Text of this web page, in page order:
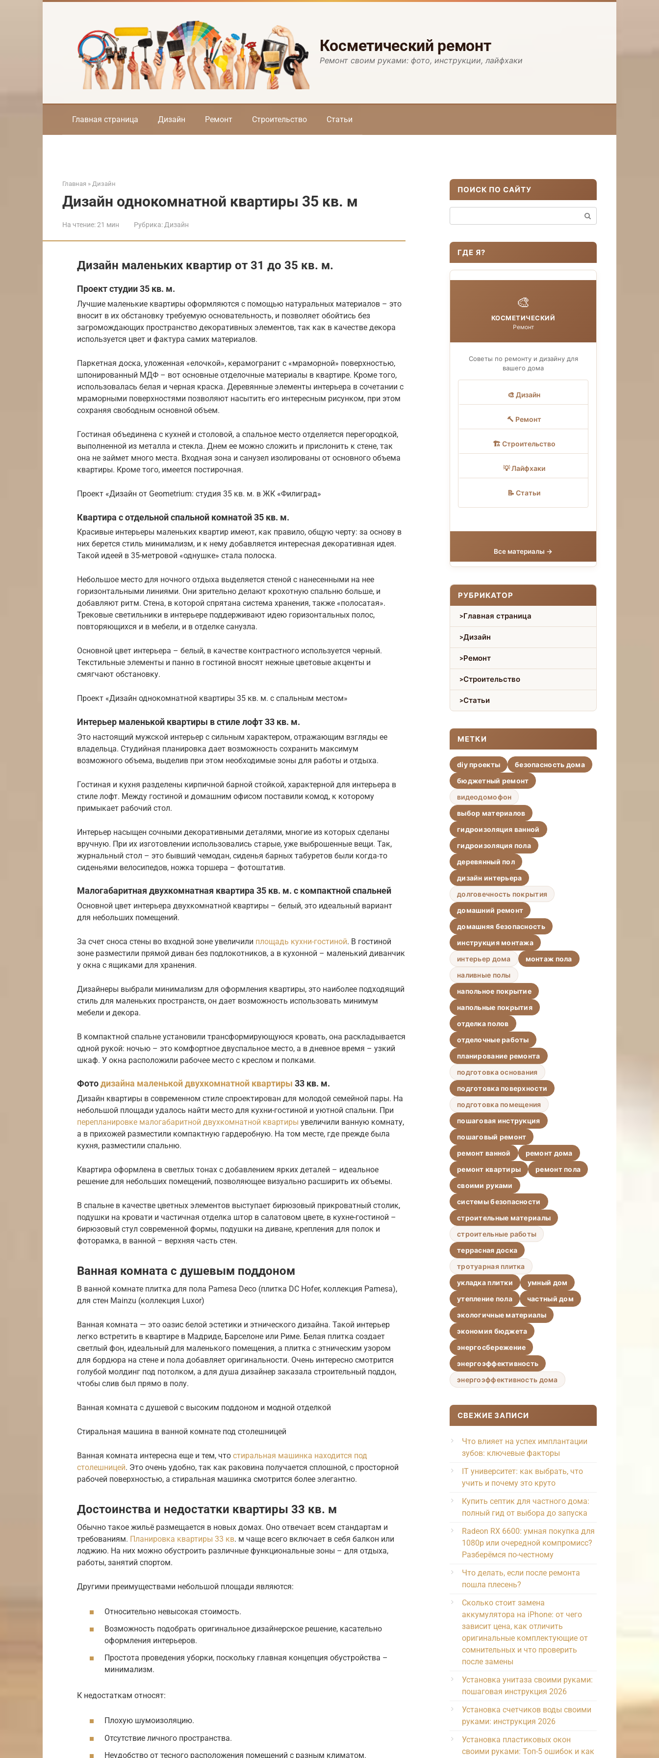
Косметический ремонт
Ремонт своим руками: фото, инструкции, лайфхаки
Главная страница Дизайн Ремонт Строительство Статьи
Главная » Дизайн
Дизайн однокомнатной квартиры 35 кв. м
На чтение:21 мин Рубрика: Дизайн
Дизайн маленьких квартир от 31 до 35 кв. м.
Проект студии 35 кв. м.
Лучшие маленькие квартиры оформляются с помощью натуральных материалов – это
вносит в их обстановку требуемую основательность, и позволяет обойтись без
загромождающих пространство декоративных элементов, так как в качестве декора
используется цвет и фактура самих материалов.
Паркетная доска, уложенная «елочкой», керамогранит с «мраморной» поверхностью,
шпонированный МДФ – вот основные отделочные материалы в квартире. Кроме того,
использовалась белая и черная краска. Деревянные элементы интерьера в сочетании с
мраморными поверхностями позволяют насытить его интересным рисунком, при этом
сохраняя свободным основной объем.
Гостиная объединена с кухней и столовой, а спальное место отделяется перегородкой,
выполненной из металла и стекла. Днем ее можно сложить и прислонить к стене, так
она не займет много места. Входная зона и санузел изолированы от основного объема
квартиры. Кроме того, имеется постирочная.
Проект «Дизайн от Geometrium: студия 35 кв. м. в ЖК «Филиград»
Квартира с отдельной спальной комнатой 35 кв. м.
Красивые интерьеры маленьких квартир имеют, как правило, общую черту: за основу в
них берется стиль минимализм, и к нему добавляется интересная декоративная идея.
Такой идеей в 35-метровой «однушке» стала полоска.
Небольшое место для ночного отдыха выделяется стеной с нанесенными на нее
горизонтальными линиями. Они зрительно делают крохотную спальню больше, и
добавляют ритм. Стена, в которой спрятана система хранения, также «полосатая».
Трековые светильники в интерьере поддерживают идею горизонтальных полос,
повторяющихся и в мебели, и в отделке санузла.
Основной цвет интерьера – белый, в качестве контрастного используется черный.
Текстильные элементы и панно в гостиной вносят нежные цветовые акценты и
смягчают обстановку.
Проект «Дизайн однокомнатной квартиры 35 кв. м. с спальным местом»
Интерьер маленькой квартиры в стиле лофт 33 кв. м.
Это настоящий мужской интерьер с сильным характером, отражающим взгляды ее
владельца. Студийная планировка дает возможность сохранить максимум
возможного объема, выделив при этом необходимые зоны для работы и отдыха.
Гостиная и кухня разделены кирпичной барной стойкой, характерной для интерьера в
стиле лофт. Между гостиной и домашним офисом поставили комод, к которому
примыкает рабочий стол.
Интерьер насыщен сочными декоративными деталями, многие из которых сделаны
вручную. При их изготовлении использовались старые, уже выброшенные вещи. Так,
журнальный стол – это бывший чемодан, сиденья барных табуретов были когда-то
сиденьями велосипедов, ножка торшера – фотоштатив.
Малогабаритная двухкомнатная квартира 35 кв. м. с компактной спальней
Основной цвет интерьера двухкомнатной квартиры – белый, это идеальный вариант
для небольших помещений.
За счет сноса стены во входной зоне увеличили площадь кухни-гостиной. В гостиной
зоне разместили прямой диван без подлокотников, а в кухонной – маленький диванчик
у окна с ящиками для хранения.
Дизайнеры выбрали минимализм для оформления квартиры, это наиболее подходящий
стиль для маленьких пространств, он дает возможность использовать минимум
мебели и декора.
В компактной спальне установили трансформирующуюся кровать, она раскладывается
одной рукой: ночью – это комфортное двуспальное место, а в дневное время – узкий
шкаф. У окна расположили рабочее место с креслом и полками.
Фото дизайна маленькой двухкомнатной квартиры 33 кв. м.
Дизайн квартиры в современном стиле спроектирован для молодой семейной пары. На
небольшой площади удалось найти место для кухни-гостиной и уютной спальни. При
перепланировке малогабаритной двухкомнатной квартиры увеличили ванную комнату,
а в прихожей разместили компактную гардеробную. На том месте, где прежде была
кухня, разместили спальню.
Квартира оформлена в светлых тонах с добавлением ярких деталей – идеальное
решение для небольших помещений, позволяющее визуально расширить их объемы.
В спальне в качестве цветных элементов выступает бирюзовый прикроватный столик,
подушки на кровати и частичная отделка штор в салатовом цвете, в кухне-гостиной –
бирюзовый стул современной формы, подушки на диване, крепления для полок и
фоторамка, в ванной – верхняя часть стен.
Ванная комната с душевым поддоном
В ванной комнате плитка для пола Pamesa Deco (плитка DC Hofer, коллекция Pamesa),
для стен Mainzu (коллекция Luxor)
Ванная комната — это оазис белой эстетики и этнического дизайна. Такой интерьер
легко встретить в квартире в Мадриде, Барселоне или Риме. Белая плитка создает
светлый фон, идеальный для маленького помещения, а плитка с этническим узором
для бордюра на стене и пола добавляет оригинальности. Очень интересно смотрится
голубой молдинг под потолком, а для душа дизайнер заказала строительный поддон,
чтобы слив был прямо в полу.
Ванная комната с душевой с высоким поддоном и модной отделкой
Стиральная машина в ванной комнате под столешницей
Ванная комната интересна еще и тем, что стиральная машинка находится под
столешницей. Это очень удобно, так как раковина получается сплошной, с просторной
рабочей поверхностью, а стиральная машинка смотрится более элегантно.
Достоинства и недостатки квартиры 33 кв. м
Обычно такое жильё размещается в новых домах. Оно отвечает всем стандартам и
требованиям. Планировка квартиры 33 кв. м чаще всего включает в себя балкон или
лоджию. На них можно обустроить различные функциональные зоны – для отдыха,
работы, занятий спортом.
Другими преимуществами небольшой площади являются:
Относительно невысокая стоимость.
Возможность подобрать оригинальное дизайнерское решение, касательно
оформления интерьеров.
Простота проведения уборки, поскольку главная концепция обустройства –
минимализм.
К недостаткам относят:
Плохую шумоизоляцию.
Отсутствие личного пространства.
Неудобство от тесного расположения помещений с разным климатом.
ПОИСК ПО САЙТУ
ГДЕ Я?
🎨
КОСМЕТИЧЕСКИЙ
Ремонт
Советы по ремонту и дизайну для
вашего дома
🎨 Дизайн
🔨 Ремонт
🏗 Строительство
💡 Лайфхаки
📝 Статьи
Все материалы →
РУБРИКАТОР
Главная страница
Дизайн
Ремонт
Строительство
Статьи
МЕТКИ
diy проекты
безопасность дома
бюджетный ремонт
видеодомофон
выбор материалов
гидроизоляция ванной
гидроизоляция пола
деревянный пол
дизайн интерьера
долговечность покрытия
домашний ремонт
домашняя безопасность
инструкция монтажа
интерьер дома
монтаж пола
наливные полы
напольное покрытие
напольные покрытия
отделка полов
отделочные работы
планирование ремонта
подготовка основания
подготовка поверхности
подготовка помещения
пошаговая инструкция
пошаговый ремонт
ремонт ванной
ремонт дома
ремонт квартиры
ремонт пола
своими руками
системы безопасности
строительные материалы
строительные работы
террасная доска
тротуарная плитка
укладка плитки
умный дом
утепление пола
частный дом
экологичные материалы
экономия бюджета
энергосбережение
энергоэффективность
энергоэффективность дома
СВЕЖИЕ ЗАПИСИ
Что влияет на успех имплантации
зубов: ключевые факторы
IT университет: как выбрать, что
учить и почему это круто
Купить септик для частного дома:
полный гид от выбора до запуска
Radeon RX 6600: умная покупка для
1080p или очередной компромисс?
Разберёмся по-честному
Что делать, если после ремонта
пошла плесень?
Сколько стоит замена
аккумулятора на iPhone: от чего
зависит цена, как отличить
оригинальные комплектующие от
сомнительных и что проверить
после замены
Установка унитаза своими руками:
пошаговая инструкция 2026
Установка счетчиков воды своими
руками: инструкция 2026
Установка пластиковых окон
своими руками: Топ-5 ошибок и как